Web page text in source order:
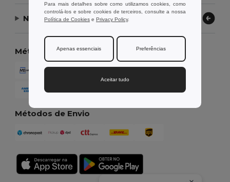
Nossa Empresa
Métodos de Pagamento
Métodos de Envio
Para mais detalhes sobre como utilizamos cookies, como
controlá-los e sobre cookies de terceiros, consulte a nossa
Política de Cookies e Privacy Policy.
Apenas essenciais Preferências
Aceitar tudo